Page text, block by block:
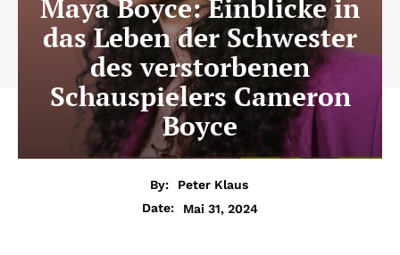
Maya Boyce: Einblicke in
das Leben der Schwester
des verstorbenen
Schauspielers Cameron
Boyce
By:
Peter Klaus
Date:
Mai 31, 2024